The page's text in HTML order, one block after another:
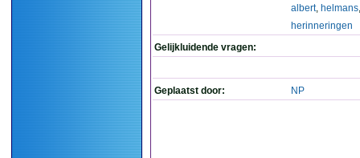
albert, helmans,
herinneringen
Gelijkluidende vragen:
Geplaatst door: NP